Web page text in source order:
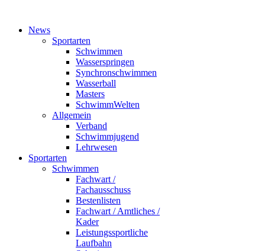
News
Sportarten
Schwimmen
Wasserspringen
Synchronschwimmen
Wasserball
Masters
SchwimmWelten
Allgemein
Verband
Schwimmjugend
Lehrwesen
Sportarten
Schwimmen
Fachwart /
Fachausschuss
Bestenlisten
Fachwart / Amtliches /
Kader
Leistungssportliche
Laufbahn